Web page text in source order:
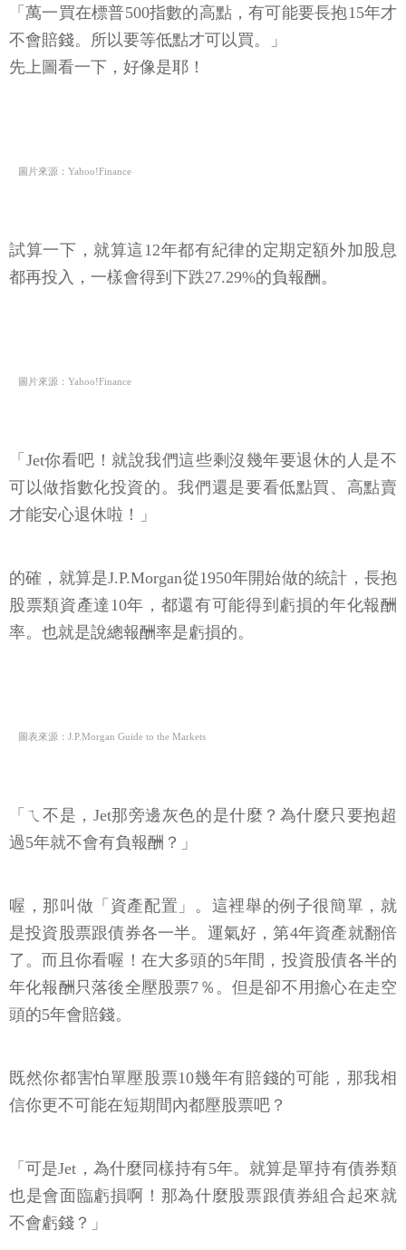
「萬一買在標普500指數的高點，有可能要長抱15年才
不會賠錢。所以要等低點才可以買。」
先上圖看一下，好像是耶！
圖片來源：Yahoo!Finance
試算一下，就算這12年都有紀律的定期定額外加股息
都再投入，一樣會得到下跌27.29%的負報酬。
圖片來源：Yahoo!Finance
「Jet你看吧！就說我們這些剩沒幾年要退休的人是不
可以做指數化投資的。我們還是要看低點買、高點賣
才能安心退休啦！」
的確，就算是J.P.Morgan從1950年開始做的統計，長抱
股票類資產達10年，都還有可能得到虧損的年化報酬
率。也就是說總報酬率是虧損的。
圖表來源：J.P.Morgan Guide to the Markets
「ㄟ不是，Jet那旁邊灰色的是什麼？為什麼只要抱超
過5年就不會有負報酬？」
喔，那叫做「資產配置」。這裡舉的例子很簡單，就
是投資股票跟債券各一半。運氣好，第4年資產就翻倍
了。而且你看喔！在大多頭的5年間，投資股債各半的
年化報酬只落後全壓股票7％。但是卻不用擔心在走空
頭的5年會賠錢。
既然你都害怕單壓股票10幾年有賠錢的可能，那我相
信你更不可能在短期間內都壓股票吧？
「可是Jet，為什麼同樣持有5年。就算是單持有債券類
也是會面臨虧損啊！那為什麼股票跟債券組合起來就
不會虧錢？」